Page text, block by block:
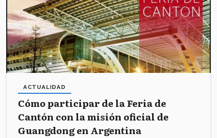
Cómo participar de la Feria de
Cantón con la misión oficial de
Guangdong en Argentina
ACTUALIDAD